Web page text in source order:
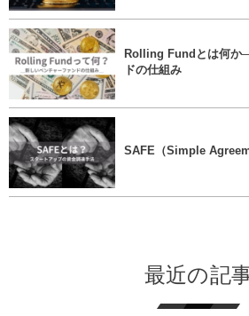
Rolling Fundとは何か
ドの仕組み
SAFE（Simple
最近の記